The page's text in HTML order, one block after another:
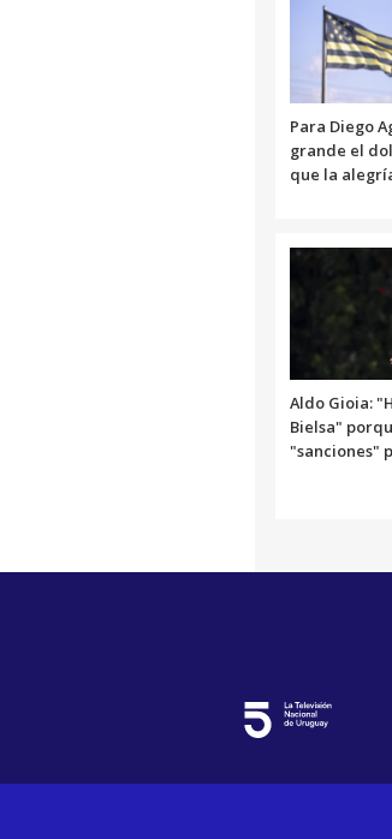
Para Diego
grande el
que la
Aldo Gioia:
Bielsa"
"sanciones"